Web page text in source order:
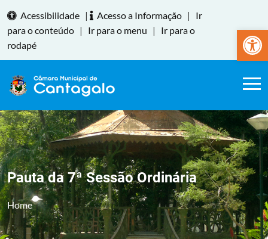
Abrir
Acessibilidade | Acesso a Informação |
Ir
para o conteúdo | Ir para o menu |
Ir para o
rodapé
Pauta da 7ª Sessão Ordinária
Home